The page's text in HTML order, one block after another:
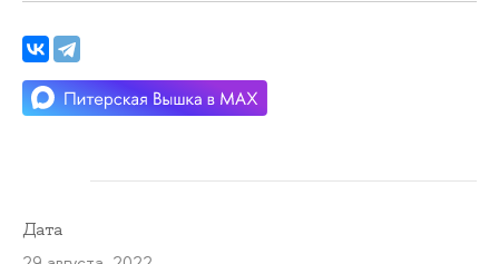
Дата